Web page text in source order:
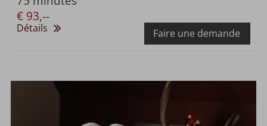
€ 93,--
Faire une demande
Détails